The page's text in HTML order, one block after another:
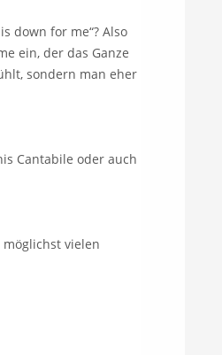
down for me“? Also
ein, der das Ganze
sondern man eher
Cantabile oder auch
vielen